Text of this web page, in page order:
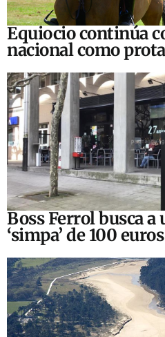
Equiocio continúa
nacional como
Boss Ferrol busca
‘simpa’ de 100 euros